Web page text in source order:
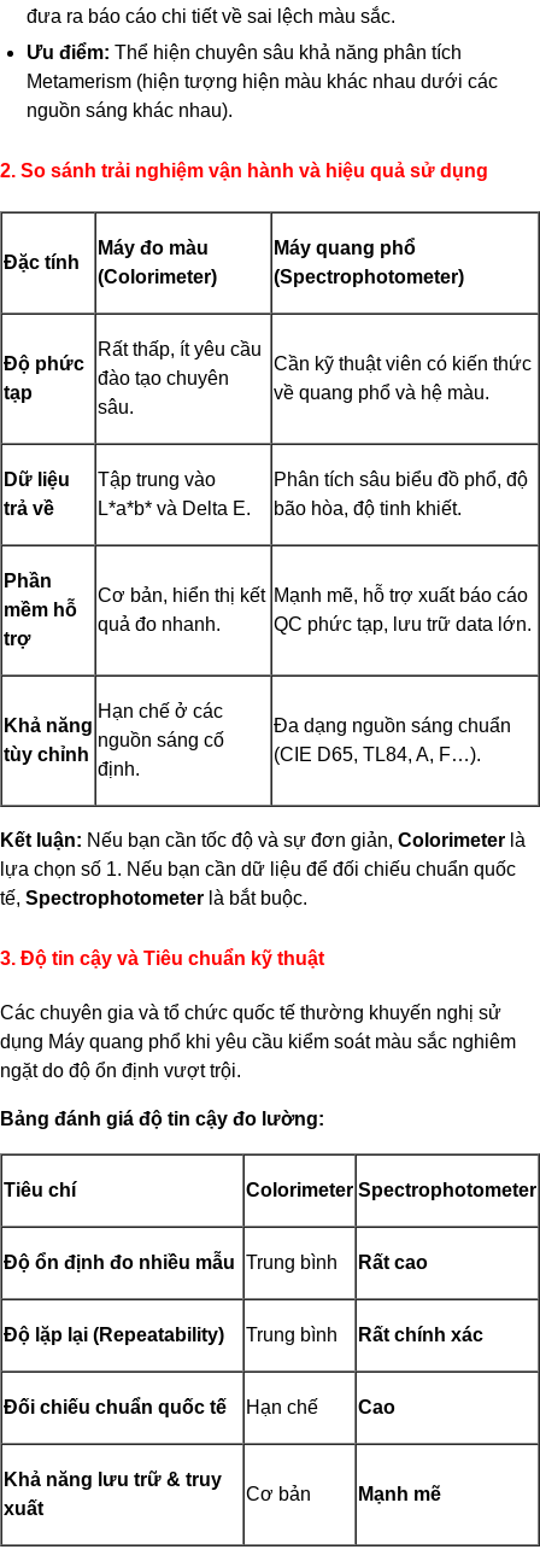
đưa ra báo cáo chi tiết về sai lệch màu sắc.
Ưu điểm: Thể hiện chuyên sâu khả năng phân tích
Metamerism (hiện tượng hiện màu khác nhau dưới các
nguồn sáng khác nhau).
2. So sánh trải nghiệm vận hành và hiệu quả sử dụng
Đặc tính
Máy đo màu
(Colorimeter)
Máy quang phổ
(Spectrophotometer)
Độ phức
tạp
Rất thấp, ít yêu cầu
đào tạo chuyên
sâu.
Cần kỹ thuật viên có kiến thức
về quang phổ và hệ màu.
Dữ liệu
trả về
Tập trung vào
L*a*b* và Delta E.
Phân tích sâu biểu đồ phổ, độ
bão hòa, độ tinh khiết.
Phần
mềm hỗ
trợ
Cơ bản, hiển thị kết
quả đo nhanh.
Mạnh mẽ, hỗ trợ xuất báo cáo
QC phức tạp, lưu trữ data lớn.
Khả năng
tùy chỉnh
Hạn chế ở các
nguồn sáng cố
định.
Đa dạng nguồn sáng chuẩn
(CIE D65, TL84, A, F…).
Kết luận: Nếu bạn cần tốc độ và sự đơn giản, Colorimeter là
lựa chọn số 1. Nếu bạn cần dữ liệu để đối chiếu chuẩn quốc
tế, Spectrophotometer là bắt buộc.
3. Độ tin cậy và Tiêu chuẩn kỹ thuật
Các chuyên gia và tổ chức quốc tế thường khuyến nghị sử
dụng Máy quang phổ khi yêu cầu kiểm soát màu sắc nghiêm
ngặt do độ ổn định vượt trội.
Bảng đánh giá độ tin cậy đo lường:
Tiêu chí Colorimeter Spectrophotometer
Độ ổn định đo nhiều mẫu Trung bình Rất cao
Độ lặp lại (Repeatability) Trung bình Rất chính xác
Đối chiếu chuẩn quốc tế Hạn chế Cao
Khả năng lưu trữ & truy
xuất
Cơ bản Mạnh mẽ